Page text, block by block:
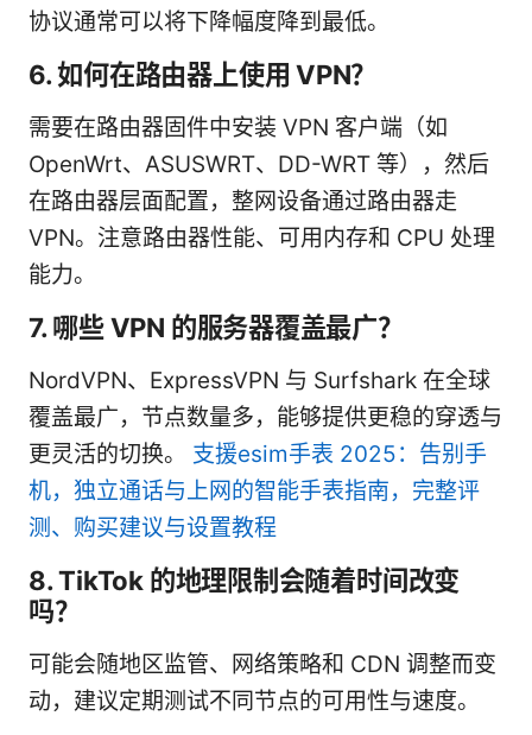
协议通常可以将下降幅度降到最低。
6. 如何在路由器上使用 VPN？
需要在路由器固件中安装 VPN 客户端（如
OpenWrt、ASUSWRT、DD-WRT 等），然后
在路由器层面配置，整网设备通过路由器走
VPN。注意路由器性能、可用内存和 CPU 处理
能力。
7. 哪些 VPN 的服务器覆盖最广？
NordVPN、ExpressVPN 与 Surfshark 在全球
覆盖最广，节点数量多，能够提供更稳的穿透与
更灵活的切换。 支援esim手表 2025：告别手
机，独立通话与上网的智能手表指南，完整评
测、购买建议与设置教程
8. TikTok 的地理限制会随着时间改变
吗？
可能会随地区监管、网络策略和 CDN 调整而变
动，建议定期测试不同节点的可用性与速度。